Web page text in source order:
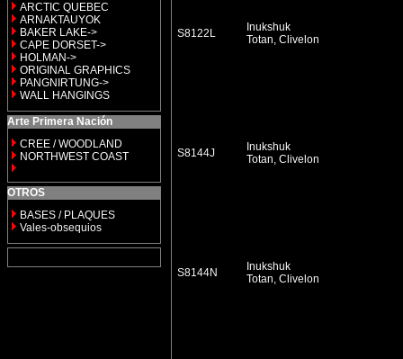
ARCTIC QUEBEC
ARNAKTAUYOK
BAKER LAKE->
CAPE DORSET->
HOLMAN->
ORIGINAL GRAPHICS
PANGNIRTUNG->
WALL HANGINGS
Arte Primera Nación
CREE / WOODLAND
NORTHWEST COAST
OTROS
BASES / PLAQUES
Vales-obsequios
S8122L
Inukshuk
Totan, Clivelon
S8144J
Inukshuk
Totan, Clivelon
S8144N
Inukshuk
Totan, Clivelon